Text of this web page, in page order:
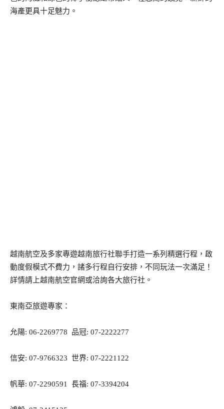
海產更具十足魅力。
越南航空及多家專遊越南旅行社聯手打造一系列精選行程，啟
動度假模式不費力，諸多行程自行安排，不同玩法一次滿足！
詳情請上越南航空官網或洽詢各大旅行社。
東南亞旅遊專家：
允陽: 06-2269778 品冠: 07-2222277
信安: 07-9766323 世界: 07-2221122
帆華: 07-2290591 長福: 07-3394204